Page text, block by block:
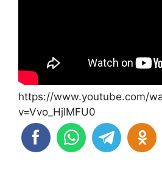
https://www.youtube.com/
v=Vvo_HjIMFU0